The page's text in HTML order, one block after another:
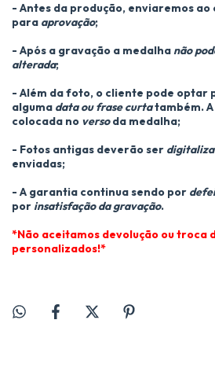
- Antes da produção, enviaremos
para aprovação;
- Após a gravação a medalhanão
alterada;
- Além da foto, o cliente pode optar
alguma data ou frase curtatambém.
colocada no versoda medalha;
- Fotos antigas deverão ser
enviadas;
- A garantia continua sendo por
porinsatisfação da gravação.
*Não aceitamos devolução ou troca
personalizados!*